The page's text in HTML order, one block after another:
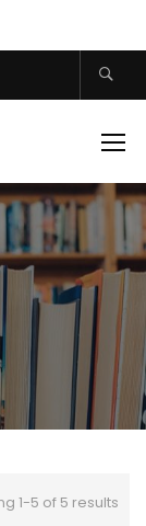
1-5 of 5 results